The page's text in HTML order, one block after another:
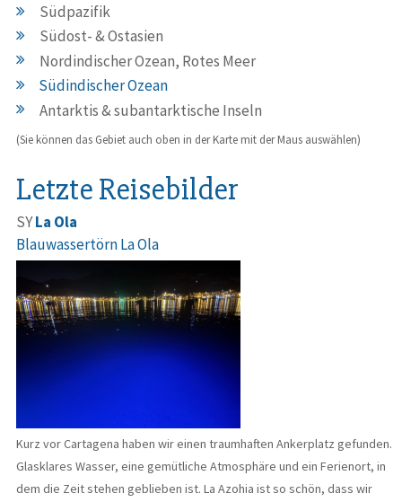
Südpazifik
Südost- & Ostasien
Nordindischer Ozean, Rotes Meer
Südindischer Ozean
Antarktis & subantarktische Inseln
(Sie können das Gebiet auch oben in der Karte mit der Maus auswählen)
Letzte Reisebilder
SYLa Ola
Blauwassertörn La Ola
Kurz vor Cartagena haben wir einen traumhaften Ankerplatz gefunden.
Glasklares Wasser, eine gemütliche Atmosphäre und ein Ferienort, in
dem die Zeit stehen geblieben ist. La Azohia ist so schön, dass wir